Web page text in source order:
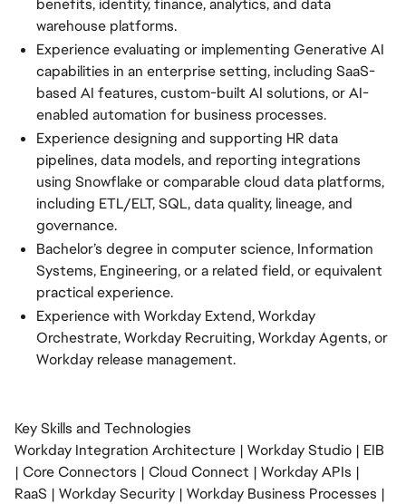
benefits, identity, finance, analytics, and data
warehouse platforms.
Experience evaluating or implementing Generative AI
capabilities in an enterprise setting, including SaaS-
based AI features, custom-built AI solutions, or AI-
enabled automation for business processes.
Experience designing and supporting HR data
pipelines, data models, and reporting integrations
using Snowflake or comparable cloud data platforms,
including ETL/ELT, SQL, data quality, lineage, and
governance.
Bachelor’s degree in computer science, Information
Systems, Engineering, or a related field, or equivalent
practical experience.
Experience with Workday Extend, Workday
Orchestrate, Workday Recruiting, Workday Agents, or
Workday release management.
Key Skills and Technologies
Workday Integration Architecture | Workday Studio | EIB
| Core Connectors | Cloud Connect | Workday APIs |
RaaS | Workday Security | Workday Business Processes |